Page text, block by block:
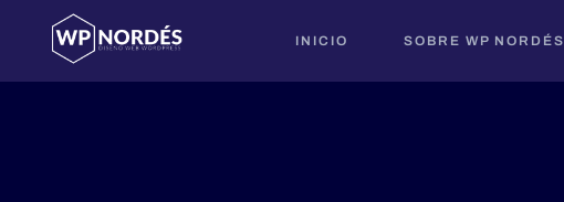
INICIO SOBRE WP NORDÉS